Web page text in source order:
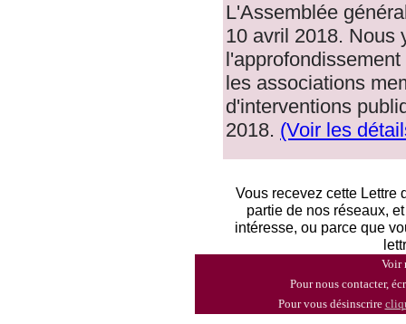
L'Assemblée
10 avril 2018. Nous
les associations
d'interventions
2018. (Voir les
Vous recevez cette Lettre
partie de nos réseaux,
intéresse, ou parce que
Voir
Pour nous contacter,
Pour vous désinscrire